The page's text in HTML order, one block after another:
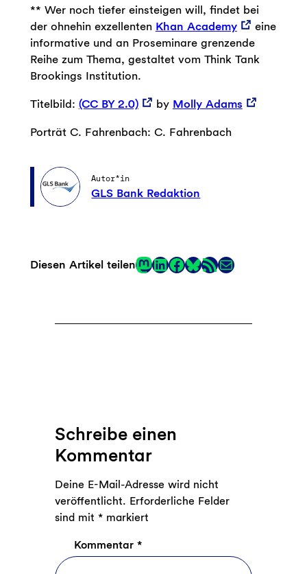
** Wer noch tiefer einsteigen will, findet bei
der ohnehin exzellenten Khan Academy
eine
informative und an Proseminare grenzende
Reihe zum Thema, gestaltet vom Think Tank
Brookings Institution.
Titelbild: (CC BY 2.0) by Molly Adams
Porträt C. Fahrenbach: C. Fahrenbach
Autor*in
GLS Bank Redaktion
Diesen Artikel teilenMastodon
LinkedIn
Facebook
LinkRSS-Feed
E-Mail
Schreibe einen
Kommentar
Deine E-Mail-Adresse wird nicht
veröffentlicht. Erforderliche Felder
sind mit *markiert
Kommentar *